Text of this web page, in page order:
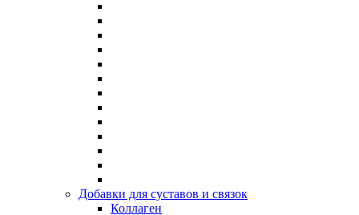
Добавки для суставов и связок
Коллаген